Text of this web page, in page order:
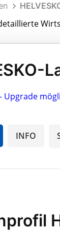
Upgrade
INFO